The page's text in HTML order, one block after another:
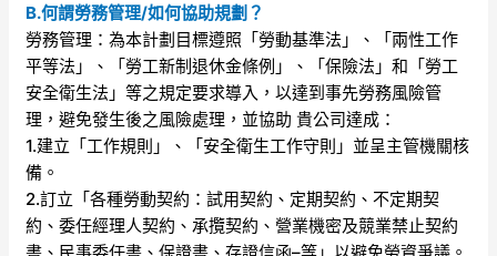
B.何謂勞務管理/如何協助規劃？
勞務管理：為本計劃目標遵照「勞動基準法」、「兩性工作
平等法」、「勞工新制退休金條例」、「保險法」和「勞工
安全衛生法」等之規定要求導入，以達到事先勞務風險管
理，避免發生後之風險處理，並協助 貴公司達成：
1.建立「工作規則」、「安全衛生工作守則」並呈主管機關核
備。
2.訂立「各種勞動契約：試用契約、定期契約、不定期契
約、委任經理人契約、承攬契約、營業機密及競業禁止契約